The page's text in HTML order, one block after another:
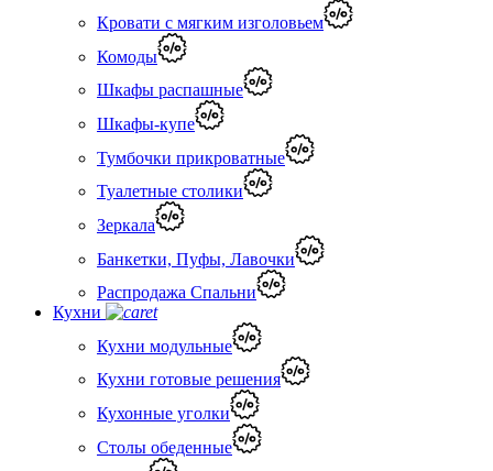
Кровати с мягким изголовьем
Комоды
Шкафы распашные
Шкафы-купе
Тумбочки прикроватные
Туалетные столики
Зеркала
Банкетки, Пуфы, Лавочки
Распродажа Спальни
Кухни
Кухни модульные
Кухни готовые решения
Кухонные уголки
Столы обеденные